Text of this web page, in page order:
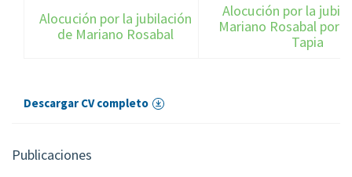
Alocución por la jubilación
de Mariano Rosabal
Alocución por la
Mariano Rosabal por
Tapia
Descargar CV completo
Publicaciones